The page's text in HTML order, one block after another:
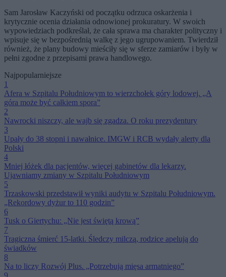
Sam Jarosław Kaczyński od początku odrzuca oskarżenia i
krytycznie ocenia działania odnowionej prokuratury. W swoich
wypowiedziach podkreślał, że cała sprawa ma charakter polityczny i
wpisuje się w bezpośrednią walkę z jego ugrupowaniem. Twierdził
również, że plany budowy mieściły się w sferze zamiarów i były w
pełni zgodne z przepisami prawa handlowego.
Najpopularniejsze
1
Afera w Szpitalu Południowym to wierzchołek góry lodowej. „A
góra może być całkiem spora”
2
Nawrocki niszczy, ale wajb się zgadza. O roku prezydentury
3
Upały do 38 stopni i nawałnice. IMGW i RCB wydały alerty dla
Polski
4
Mniej łóżek dla pacjentów, więcej gabinetów dla lekarzy.
Ujawniamy zmiany w Szpitalu Południowym
5
Trzaskowski przedstawił wyniki audytu w Szpitalu Południowym.
„Rekordowy dyżur to 110 godzin”
6
Tusk o Giertychu: „Nie jest świętą krową”
7
Tragiczna śmierć 15-latki. Śledczy milczą, rodzice apelują do
świadków
8
Na to liczy Rozwój Plus. „Potrzebują mięsa armatniego”
9